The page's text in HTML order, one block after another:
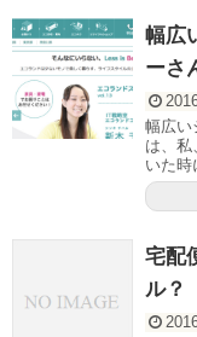
幅広
ーさ
幅広い
は、私
いた時
宅配
ル？